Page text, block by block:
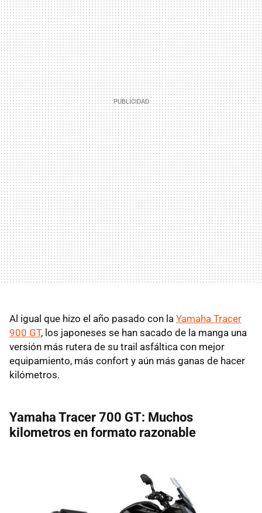
Al igual que hizo el año pasado con la Yamaha Tracer
900 GT, los japoneses se han sacado de la manga una
versión más rutera de su trail asfáltica con mejor
equipamiento, más confort y aún más ganas de hacer
kilómetros.
Yamaha Tracer 700 GT: Muchos
kilometros en formato razonable